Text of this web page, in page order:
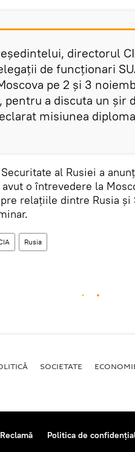
directorul
de funcționari
pe 2 și 3
pentru a discuta un șir
misiunea
al Rusiei a
o întrevedere la
relațiile dintre Rusia și
Rusia
SOCIETATE
Reclamă Politica de